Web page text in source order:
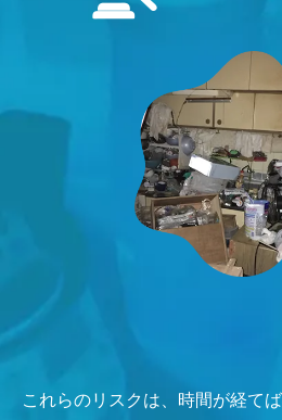
これらのリスクは、時間が経て